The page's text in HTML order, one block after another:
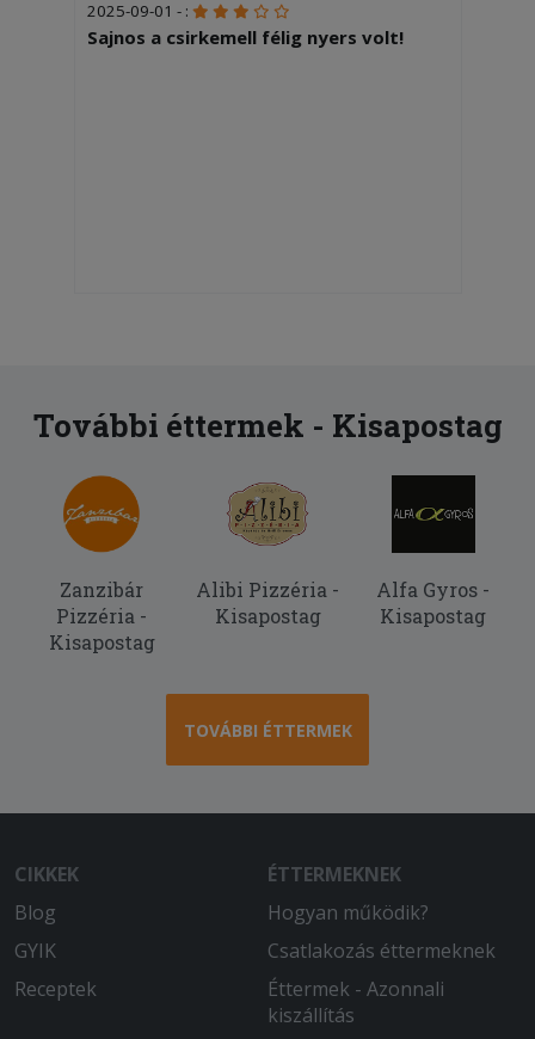
2025-09-01 - :
Sajnos a csirkemell félig nyers volt!
További éttermek - Kisapostag
Zanzibár
Pizzéria -
Kisapostag
Alibi Pizzéria -
Kisapostag
Alfa Gyros -
Kisapostag
TOVÁBBI ÉTTERMEK
CIKKEK
Blog
GYIK
Receptek
ÉTTERMEKNEK
Hogyan működik?
Csatlakozás éttermeknek
Éttermek - Azonnali
kiszállítás